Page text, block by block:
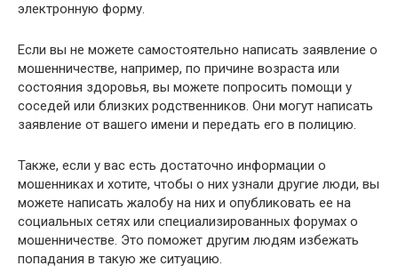
электронную форму.
Если вы не можете самостоятельно написать заявление о
мошенничестве, например, по причине возраста или
состояния здоровья, вы можете попросить помощи у
соседей или близких родственников. Они могут написать
заявление от вашего имени и передать его в полицию.
Также, если у вас есть достаточно информации о
мошенниках и хотите, чтобы о них узнали другие люди, вы
можете написать жалобу на них и опубликовать ее на
социальных сетях или специализированных форумах о
мошенничестве. Это поможет другим людям избежать
попадания в такую же ситуацию.